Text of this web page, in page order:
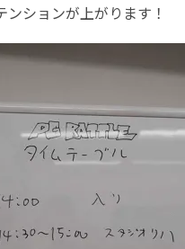
ンションが上がります！